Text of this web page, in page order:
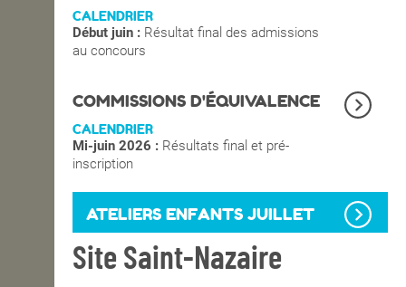
COURS PUBLICS
OPEN SCHOOL
CONTACTS
CALENDRIER
Début juin : Résultat final des admissions
au concours
COMMISSIONS D'ÉQUIVALENCE
CALENDRIER
Mi-juin 2026 : Résultats final et pré-
inscription
ATELIERS ENFANTS JUILLET
Site Saint-Nazaire